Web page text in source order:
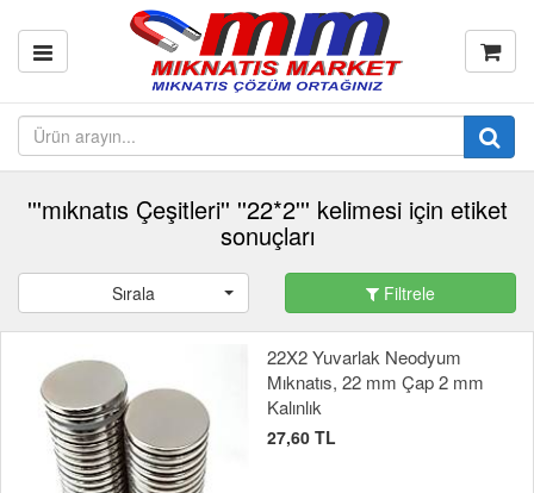
'''mıknatıs Çeşitleri'' ''22*2''' kelimesi için etiket
sonuçları
Sırala Filtrele
22X2 Yuvarlak Neodyum
Mıknatıs, 22 mm Çap 2 mm
Kalınlık
27,60 TL